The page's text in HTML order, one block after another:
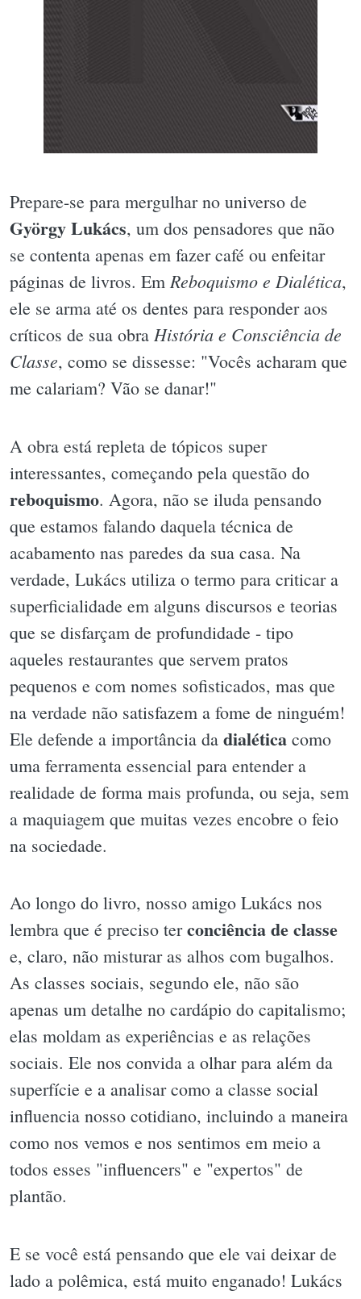
Prepare-se para mergulhar no universo de
György Lukács, um dos pensadores que não
se contenta apenas em fazer café ou enfeitar
páginas de livros. Em Reboquismo e Dialética,
ele se arma até os dentes para responder aos
críticos de sua obra História e Consciência de
Classe, como se dissesse: "Vocês acharam que
me calariam? Vão se danar!"
A obra está repleta de tópicos super
interessantes, começando pela questão do
reboquismo. Agora, não se iluda pensando
que estamos falando daquela técnica de
acabamento nas paredes da sua casa. Na
verdade, Lukács utiliza o termo para criticar a
superficialidade em alguns discursos e teorias
que se disfarçam de profundidade - tipo
aqueles restaurantes que servem pratos
pequenos e com nomes sofisticados, mas que
na verdade não satisfazem a fome de ninguém!
Ele defende a importância da dialética como
uma ferramenta essencial para entender a
realidade de forma mais profunda, ou seja, sem
a maquiagem que muitas vezes encobre o feio
na sociedade.
Ao longo do livro, nosso amigo Lukács nos
lembra que é preciso terconciência de classe
e, claro, não misturar as alhos com bugalhos.
As classes sociais, segundo ele, não são
apenas um detalhe no cardápio do capitalismo;
elas moldam as experiências e as relações
sociais. Ele nos convida a olhar para além da
superfície e a analisar como a classe social
influencia nosso cotidiano, incluindo a maneira
como nos vemos e nos sentimos em meio a
todos esses "influencers" e "expertos" de
plantão.
E se você está pensando que ele vai deixar de
lado a polêmica, está muito enganado! Lukács